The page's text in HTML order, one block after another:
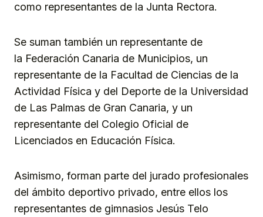
como representantes de la Junta Rectora.
Se suman también un representante de
la Federación Canaria de Municipios, un
representante de la Facultad de Ciencias de la
Actividad Física y del Deporte de la Universidad
de Las Palmas de Gran Canaria, y un
representante del Colegio Oficial de
Licenciados en Educación Física.
Asimismo, forman parte del jurado profesionales
del ámbito deportivo privado, entre ellos los
representantes de gimnasios Jesús Telo